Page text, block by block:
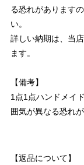
る恐れがあります
い。
詳しい納期は、当
ます。
【備考】
1点1点ハンドメイ
囲気が異なる恐れ
【返品について】